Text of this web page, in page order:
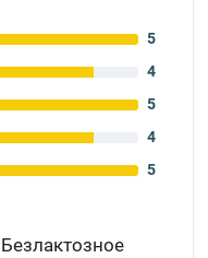
5
4
5
4
5